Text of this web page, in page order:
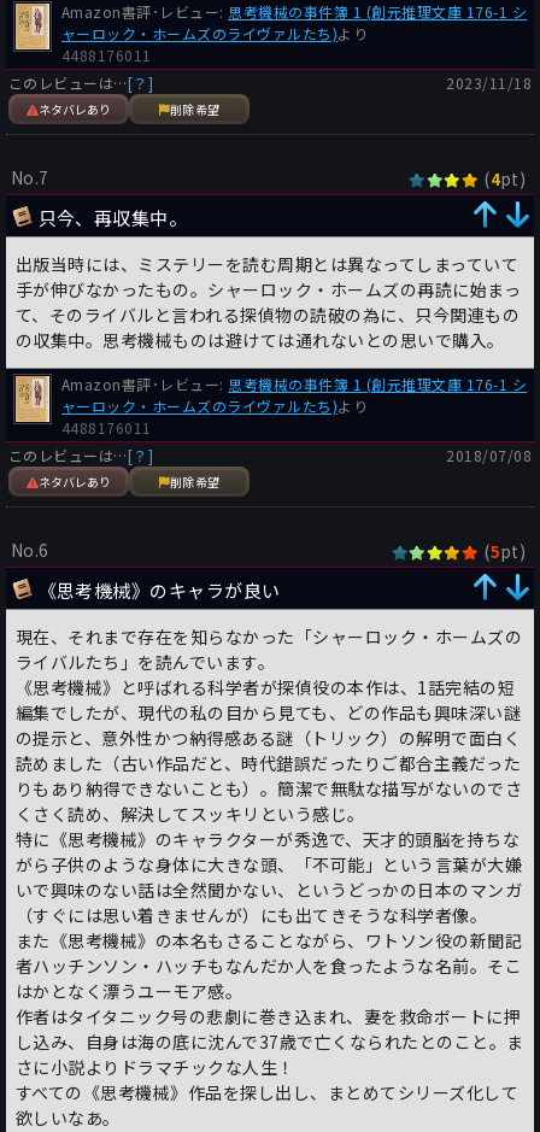
Amazon書評･レビュー: 思考機械の事件簿 1 (創元推理文庫 176-1 シ
ャーロック・ホームズのライヴァルたち)より
4488176011
このレビューは…[？]
ネタバレあり 削除希望
2023/11/18
No.7 (4pt)
只今、再収集中。
出版当時には、ミステリーを読む周期とは異なってしまっていて
手が伸びなかったもの。シャーロック・ホームズの再読に始まっ
て、そのライバルと言われる探偵物の読破の為に、只今関連もの
の収集中。思考機械ものは避けては通れないとの思いで購入。
Amazon書評･レビュー: 思考機械の事件簿 1 (創元推理文庫 176-1 シ
ャーロック・ホームズのライヴァルたち)より
4488176011
このレビューは…[？]
ネタバレあり 削除希望
2018/07/08
No.6 (5pt)
《思考機械》のキャラが良い
現在、それまで存在を知らなかった「シャーロック・ホームズの
ライバルたち」を読んでいます。
《思考機械》と呼ばれる科学者が探偵役の本作は、1話完結の短
編集でしたが、現代の私の目から見ても、どの作品も興味深い謎
の提示と、意外性かつ納得感ある謎（トリック）の解明で面白く
読めました（古い作品だと、時代錯誤だったりご都合主義だった
りもあり納得できないことも）。簡潔で無駄な描写がないのでさ
くさく読め、解決してスッキリという感じ。
特に《思考機械》のキャラクターが秀逸で、天才的頭脳を持ちな
がら子供のような身体に大きな頭、「不可能」という言葉が大嫌
いで興味のない話は全然聞かない、というどっかの日本のマンガ
（すぐには思い着きませんが）にも出てきそうな科学者像。
また《思考機械》の本名もさることながら、ワトソン役の新聞記
者ハッチンソン・ハッチもなんだか人を食ったような名前。そこ
はかとなく漂うユーモア感。
作者はタイタニック号の悲劇に巻き込まれ、妻を救命ボートに押
し込み、自身は海の底に沈んで37歳で亡くなられたとのこと。ま
さに小説よりドラマチックな人生！
すべての《思考機械》作品を探し出し、まとめてシリーズ化して
欲しいなあ。